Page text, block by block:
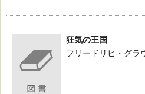
狂気の王国
フリードリヒ・グラ